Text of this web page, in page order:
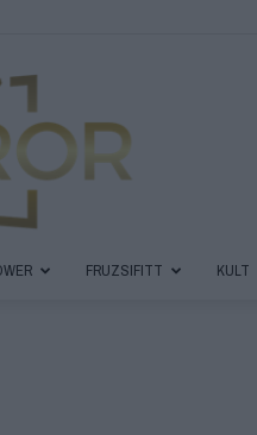
FRUZSIFITT KULT